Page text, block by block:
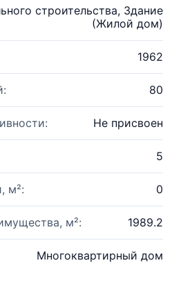
строительства, Здание
(Жилой дом)
1962
80
Не присвоен
5
м²: 0
м²: 1989.2
Многоквартирный дом